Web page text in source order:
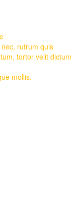
rutrum quis
tortor velit dictum
mollis.